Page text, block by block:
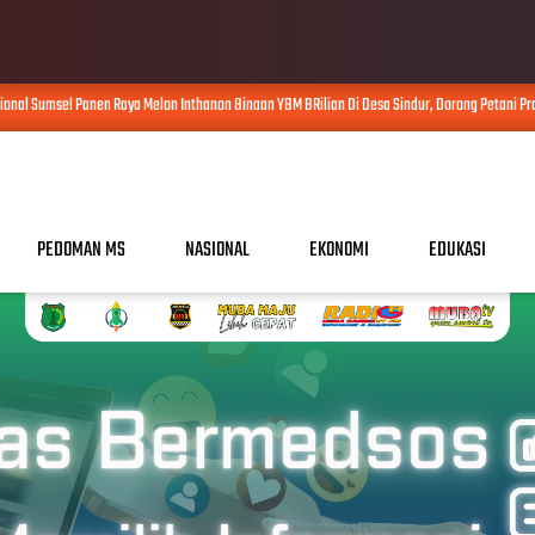
Sumsel Panen Raya Melon Inthanon Binaan YBM BRilian Di Desa Sindur, Dorong Petani
PEDOMAN MS NASIONAL EKONOMI EDUKASI